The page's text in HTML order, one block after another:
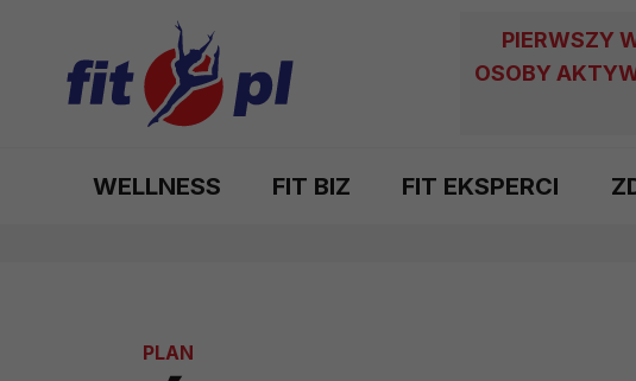
PIERWSZY
OSOBY
WELLNESS FIT BIZ FIT EKSPERCI
PLAN